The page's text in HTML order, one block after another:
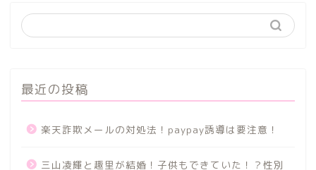
最近の投稿
楽天詐欺メールの対処法！paypay誘導は要注意！
三山凌輝と趣里が結婚！子供もできていた！？性別